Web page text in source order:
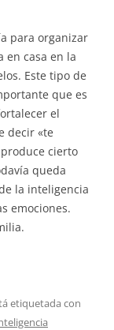
para organizar
en casa en la
Este tipo de
que es
el
decir «te
cierto
queda
la inteligencia
emociones.
etiquetada con